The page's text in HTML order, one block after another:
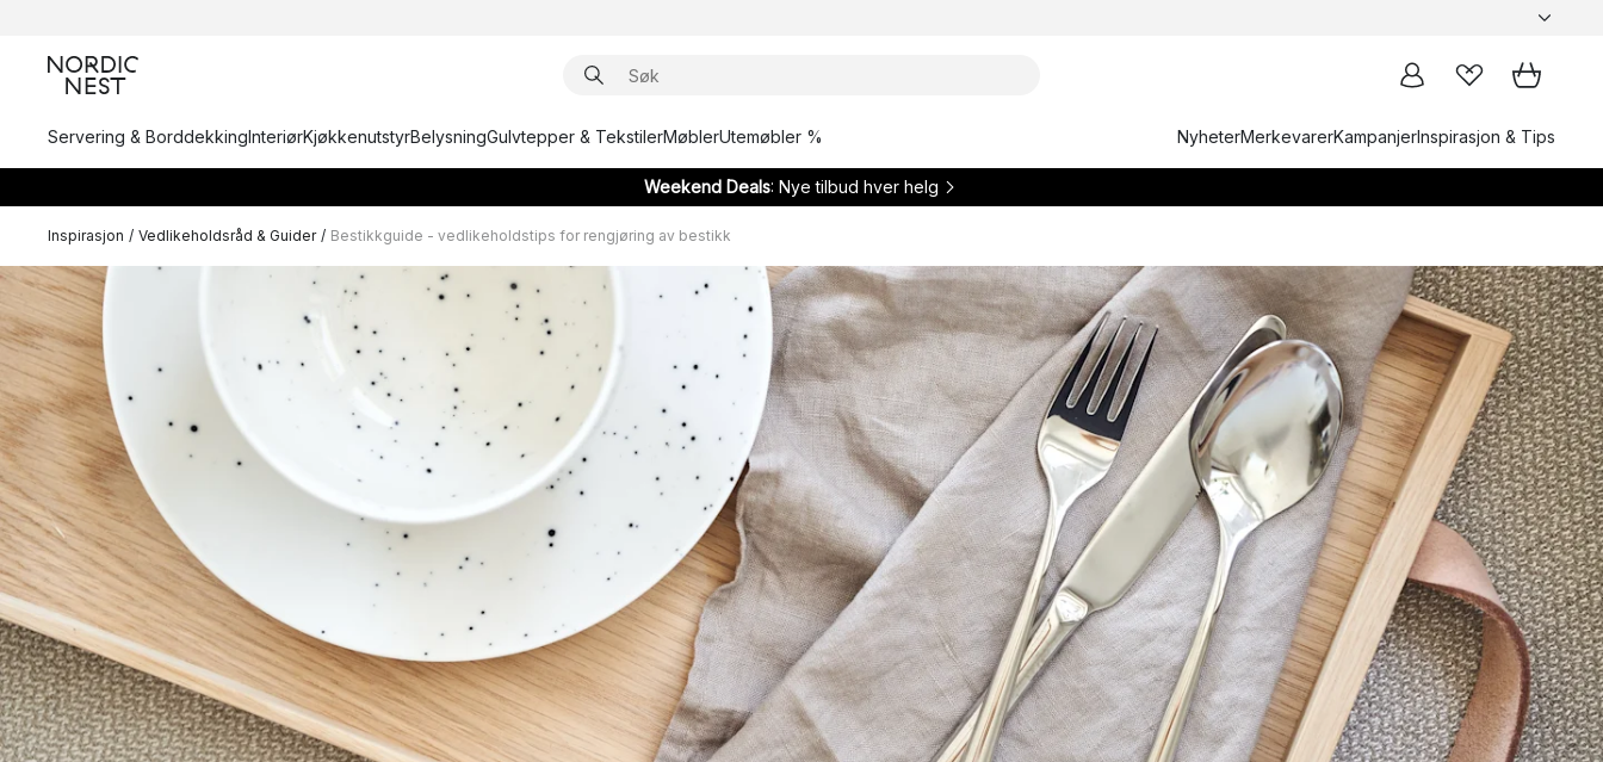
Servering & BorddekkingInteriørKjøkkenutstyrBelysningGulvtepper & TekstilerMøblerUtemøbler % NyheterMerkevarerKampanjerInspirasjon & Tips
Weekend Deals: Nye tilbud hver helg
Inspirasjon / Vedlikeholdsråd & Guider / Bestikkguide - vedlikeholdstips for rengjøring av bestikk